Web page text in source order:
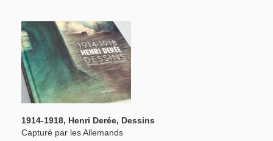
1914-1918, Henri Derée, Dessins
Capturé par les Allemands